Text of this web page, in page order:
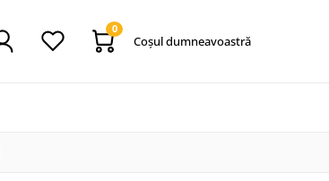
0
Coşul dumneavoastră